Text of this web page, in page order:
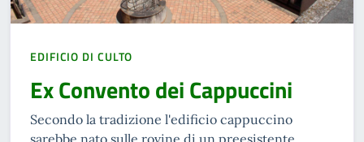
EDIFICIO DI CULTO
Ex Convento dei Cappuccini
Secondo la tradizione l'edificio cappuccino